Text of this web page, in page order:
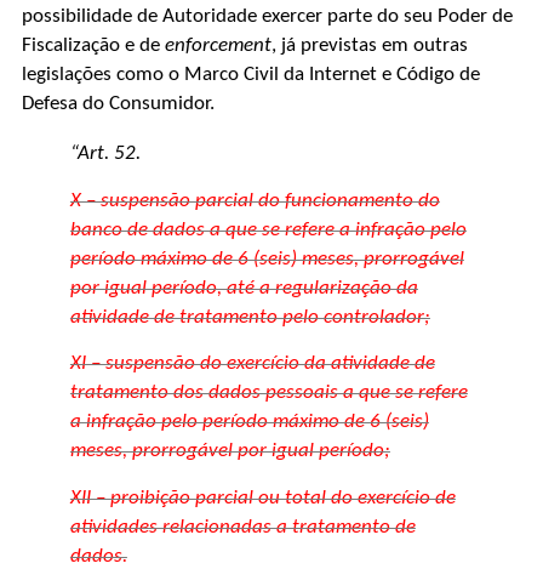
possibilidade de Autoridade exercer parte do seu Poder de
Fiscalização e de enforcement, já previstas em outras
legislações como o Marco Civil da Internet e Código de
Defesa do Consumidor.
“Art. 52.
X – suspensão parcial do funcionamento do
banco de dados a que se refere a infração pelo
período máximo de 6 (seis) meses, prorrogável
por igual período, até a regularização da
atividade de tratamento pelo controlador;
XI – suspensão do exercício da atividade de
tratamento dos dados pessoais a que se refere
a infração pelo período máximo de 6 (seis)
meses, prorrogável por igual período;
XII – proibição parcial ou total do exercício de
atividades relacionadas a tratamento de
dados.